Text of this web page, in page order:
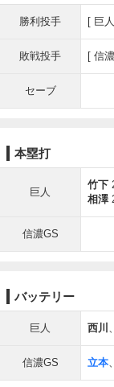
勝利投手 巨人
敗戦投手 信
セーブ
本塁打
巨人
竹下
相澤
信濃GS
バッテリー
巨人 西川 、
信濃GS 立本、